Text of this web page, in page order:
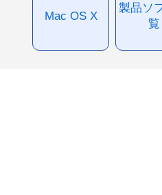
Mac OS X
製品ソ
覧